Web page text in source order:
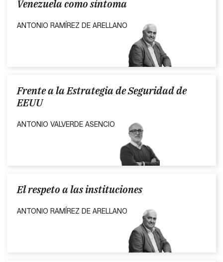
Venezuela como síntoma
ANTONIO RAMÍREZ DE ARELLANO
Frente a la Estrategia de Seguridad de
EEUU
ANTONIO VALVERDE ASENCIO
El respeto a las instituciones
ANTONIO RAMÍREZ DE ARELLANO